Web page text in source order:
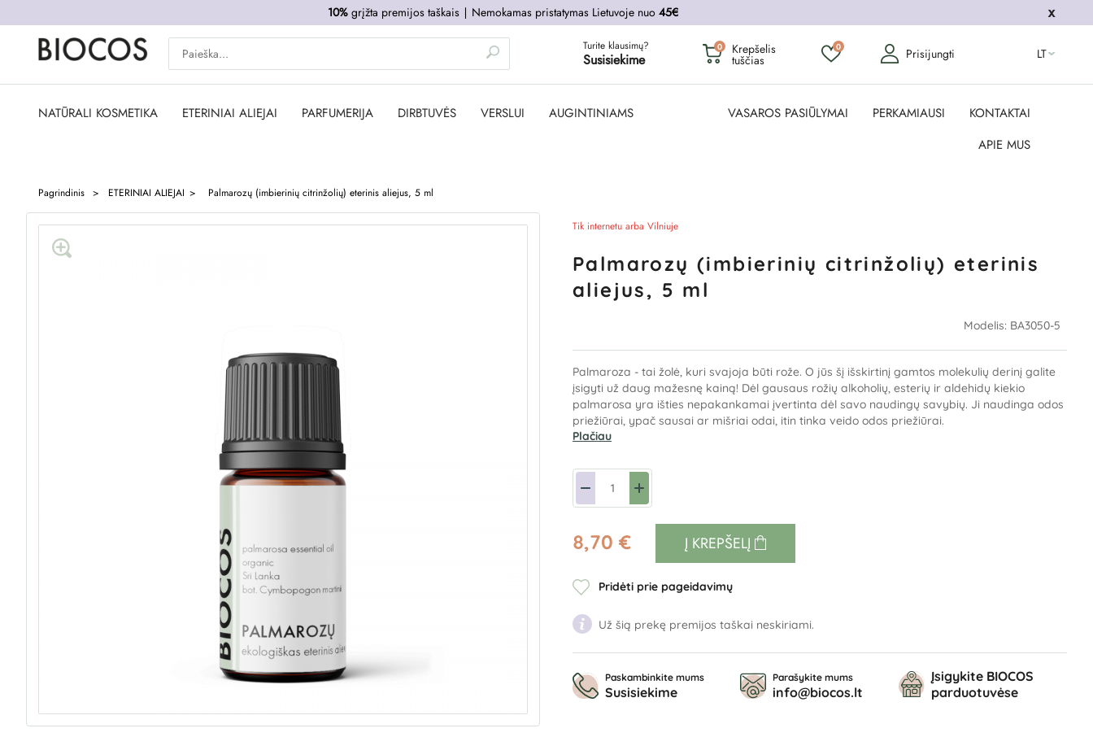
10% grįžta premijos taškais ∣ Nemokamas pristatymas Lietuvoje nuo45€
Turite klausimų?
Susisiekime
0 Krepšelis
tuščias
0 Prisijungti LT
NATŪRALI KOSMETIKA ETERINIAI ALIEJAI PARFUMERIJA DIRBTUVĖS VERSLUI AUGINTINIAMS VASAROS PASIŪLYMAI PERKAMIAUSI
KONTAKTAI
APIE MUS
Pagrindinis ETERINIAI ALIEJAI Palmarozų (imbierinių citrinžolių) eterinis aliejus, 5 ml
Tik internetu arba Vilniuje
Palmarozų (imbierinių citrinžolių) eterinis
aliejus, 5 ml
Modelis: BA3050-5
Palmaroza - tai žolė, kuri svajoja būti rože. O jūs šį išskirtinį gamtos molekulių derinį galite
įsigyti už daug mažesnę kainą! Dėl gausaus rožių alkoholių, esterių ir aldehidų kiekio
palmarosa yra išties nepakankamai įvertinta dėl savo naudingų savybių. Ji naudinga odos
priežiūrai, ypač sausai ar mišriai odai, itin tinka veido odos priežiūrai.
Plačiau
8,70 € Į KREPŠELĮ
Pridėti prie pageidavimų
Už šią prekę premijos taškai neskiriami.
Paskambinkite mums
Susisiekime
Parašykite mums
info@biocos.lt
Įsigykite BIOCOS
parduotuvėse